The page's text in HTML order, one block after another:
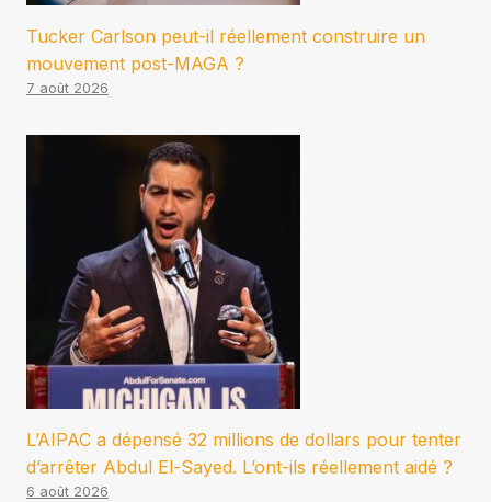
Tucker Carlson peut-il réellement construire un
mouvement post-MAGA ?
7 août 2026
L’AIPAC a dépensé 32 millions de dollars pour tenter
d’arrêter Abdul El-Sayed. L’ont-ils réellement aidé ?
6 août 2026